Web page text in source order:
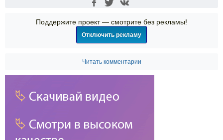
Поддержите проект — смотрите без рекламы!
Отключить рекламу
Читать комментарии